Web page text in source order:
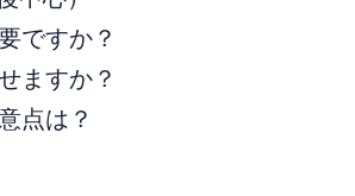
ですか？
ますか？
点は？